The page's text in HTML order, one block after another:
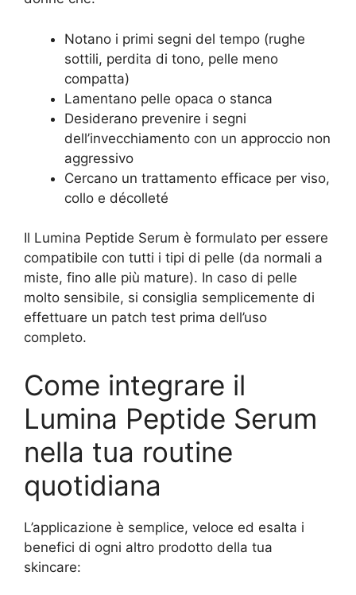
Notano i primi segni del tempo (rughe
sottili, perdita di tono, pelle meno
compatta)
Lamentano pelle opaca o stanca
Desiderano prevenire i segni
dell’invecchiamento con un approccio non
aggressivo
Cercano un trattamento efficace per viso,
collo e décolleté
Il Lumina Peptide Serum è formulato per essere
compatibile con tutti i tipi di pelle (da normali a
miste, fino alle più mature). In caso di pelle
molto sensibile, si consiglia semplicemente di
effettuare un patch test prima dell’uso
completo.
Come integrare il
Lumina Peptide Serum
nella tua routine
quotidiana
L’applicazione è semplice, veloce ed esalta i
benefici di ogni altro prodotto della tua
skincare: